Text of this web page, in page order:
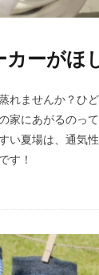
ーがほ
れませんか？ひ
家にあがるのっ
い夏場は、通気
す！